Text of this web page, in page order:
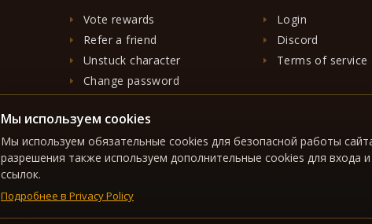
Vote rewards
Refer a friend
Unstuck character
Change password
Login
Discord
Terms of service
Мы используем cookies
Мы используем обязательные cookies для безопасной работы
разрешения также используем дополнительные cookies для входа
ссылок.
Подробнее в Privacy Policy